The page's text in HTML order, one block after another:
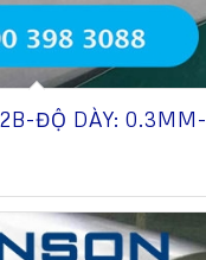
ĐỘ DÀY: 0.3MM-